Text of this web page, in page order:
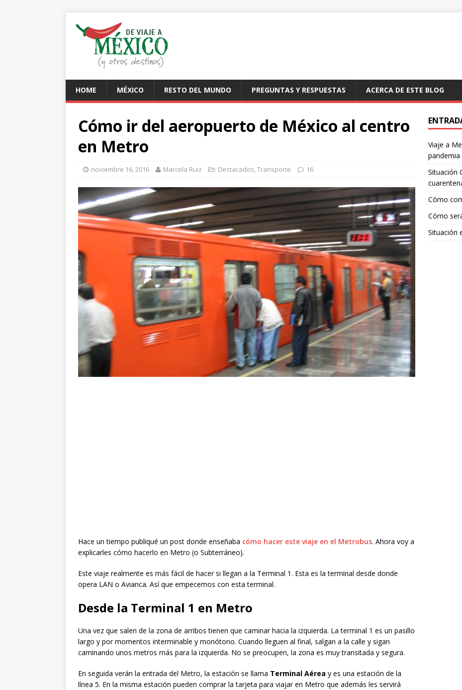
HOME MÉXICO RESTO DEL MUNDO PREGUNTAS Y RESPUESTAS ACERCA DE ESTE BLOG
Cómo ir del aeropuerto de México al centro
en Metro
noviembre 16, 2016 Marcela Ruiz Destacados,Transporte 16
Hace un tiempo publiqué un post donde enseñaba cómo hacer este viaje en el Metrobus. Ahora voy a
explicarles cómo hacerlo en Metro (o Subterráneo).
Este viaje realmente es más fácil de hacer si llegan a la Terminal 1. Esta es la terminal desde donde
opera LAN o Avianca. Así que empecemos con esta terminal.
Desde la Terminal 1 en Metro
Una vez que salen de la zona de arribos tienen que caminar hacia la izquierda. La terminal 1 es un pasillo
largo y por momentos interminable y monótono. Cuando lleguen al final, salgan a la calle y sigan
caminando unos metros más para la izquierda. No se preocupen, la zona es muy transitada y segura.
En seguida verán la entrada del Metro, la estación se llama Terminal Aérea y es una estación de la
línea 5. En la misma estación pueden comprar la tarjeta para viajar en Metro que además les servirá
Viaje a
pandemia
Situación
Cómo
Cómo
Situación